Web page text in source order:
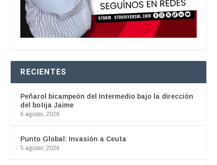
RECIENTES
Peñarol bicampeón del Intermedio bajo la dirección
del botija Jaime
6 agosto, 2026
Punto Global: Invasión a Ceuta
5 agosto, 2026